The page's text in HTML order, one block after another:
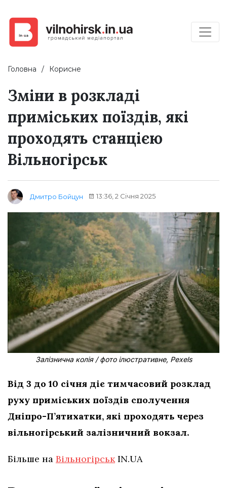
Головна Корисне
Зміни в розкладі
приміських поїздів, які
проходять станцією
Вільногірськ
Дмитро Бойцун 13:36, 2 Січня 2025
Залізнична колія / фото ілюстративне, Pexels
Від 3 до 10 січня діє тимчасовий розклад
руху приміських поїздів сполучення
Дніпро-П’ятихатки, які проходять через
вільногірський залізничний вокзал.
Більше на ВільногірськIN.UA